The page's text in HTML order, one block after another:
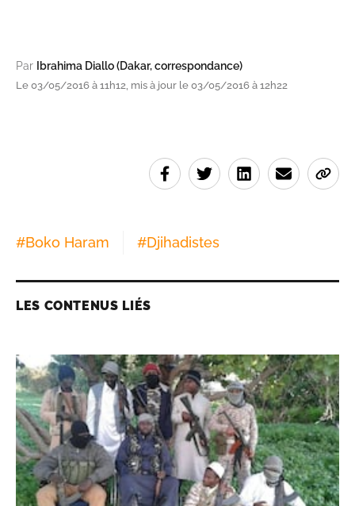
Par Ibrahima Diallo (Dakar, correspondance)
Le 03/05/2016 à 11h12, mis à jour le 03/05/2016 à 12h22
#Boko Haram #Djihadistes
LES CONTENUS LIÉS